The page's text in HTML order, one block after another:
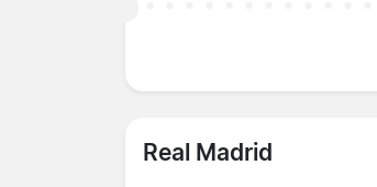
Real Madrid